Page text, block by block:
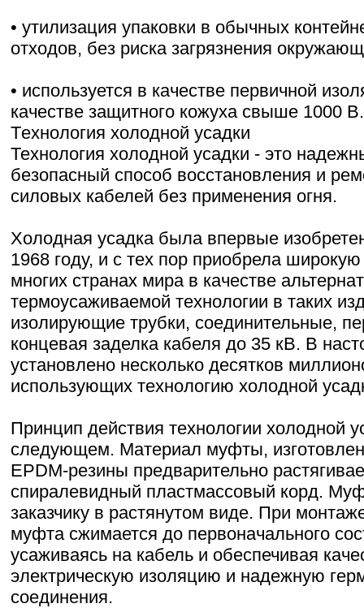
• утилизация упаковки в обычных
отходов, без риска загрязнения
• используется в качестве первичной
качестве защитного кожуха свыше 1000 В.
Tехнология холодной усадки
Технология холодной усадки - это
безопасный способ восстановления и
силовых кабелей без применения огня.
Холодная усадка была впервые
1968 году, и с тех пор приобрела
многих странах мира в качестве
термоусаживаемой технологии в таких
изолирующие трубки, соединительные,
концевая заделка кабеля до 35 кВ. В
установлено несколько десятков
использующих технологию холодной
Принцип действия технологии холодной
следующем. Материал муфты,
EPDM-резины предварительно
спиралевидный пластмассовый корд.
заказчику в растянутом виде. При
муфта сжимается до первоначального
усаживаясь на кабель и обеспечивая
электрическую изоляцию и надежную
соединения.